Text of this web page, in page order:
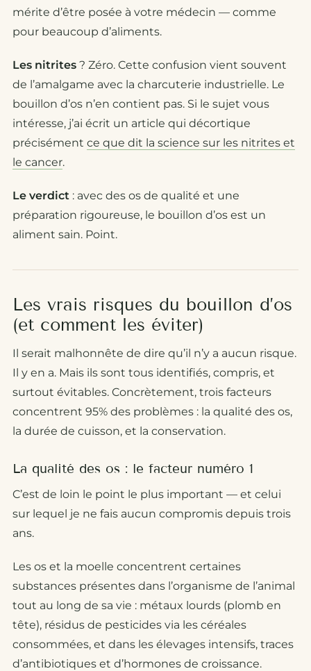
mérite d’être posée à votre médecin — comme
pour beaucoup d’aliments.
Les nitrites ? Zéro. Cette confusion vient souvent
de l’amalgame avec la charcuterie industrielle. Le
bouillon d’os n’en contient pas. Si le sujet vous
intéresse, j’ai écrit un article qui décortique
précisément ce que dit la science sur les nitrites et
le cancer.
Le verdict : avec des os de qualité et une
préparation rigoureuse, le bouillon d’os est un
aliment sain. Point.
Les vrais risques du bouillon d’os
(et comment les éviter)
Il serait malhonnête de dire qu’il n’y a aucun risque.
Il y en a. Mais ils sont tous identifiés, compris, et
surtout évitables. Concrètement, trois facteurs
concentrent 95% des problèmes : la qualité des os,
la durée de cuisson, et la conservation.
La qualité des os : le facteur numéro 1
C’est de loin le point le plus important — et celui
sur lequel je ne fais aucun compromis depuis trois
ans.
Les os et la moelle concentrent certaines
substances présentes dans l’organisme de l’animal
tout au long de sa vie : métaux lourds (plomb en
tête), résidus de pesticides via les céréales
consommées, et dans les élevages intensifs, traces
d’antibiotiques et d’hormones de croissance.